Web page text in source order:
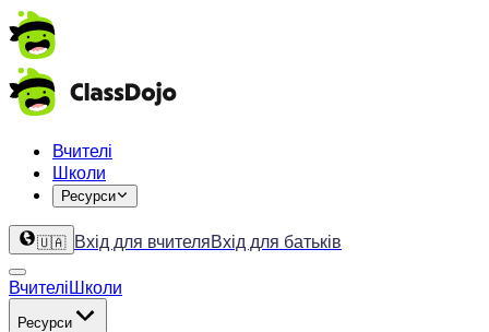
Вчителі
Школи
Ресурси
🇺🇦 Вхід для вчителяВхід для батьків
ВчителіШколи
Ресурси